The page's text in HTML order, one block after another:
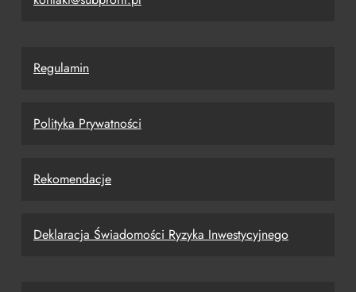
Regulamin
Polityka Prywatności
Rekomendacje
Deklaracja Świadomości Ryzyka Inwestycyjnego